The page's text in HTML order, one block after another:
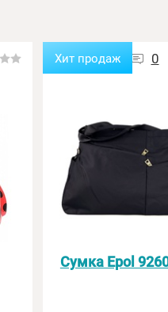
0
Хит продаж
Сумка Epol